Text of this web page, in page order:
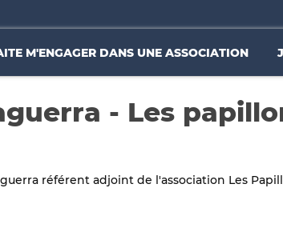
M'ENGAGER DANS UNE ASSOCIATION
- Les
référent adjoint de l'association Les